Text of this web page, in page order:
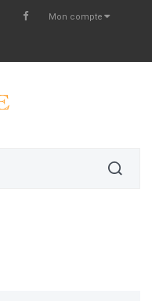
Mon compte